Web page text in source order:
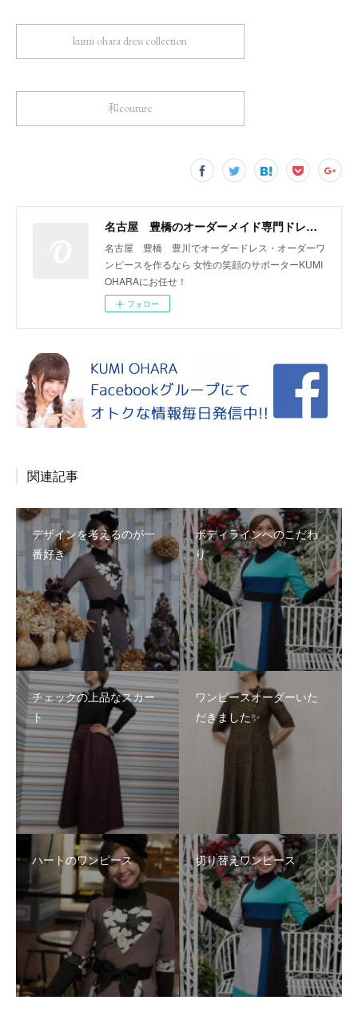
kumi ohara dress collection
和couture
名古屋 豊橋のオーダーメイド専門ドレスデザイナー KUMI OHARA
名古屋 豊橋 豊川でオーダードレス・オーダーワ
ンピースを作るなら 女性の笑顔のサポーターKUMI
OHARAにお任せ！
フォロー
関連記事
デザインを考えるのが一
番好き
ボディラインへのこだわ
り
チェックの上品なスカー
ト
ワンピースオーダーいた
だきました✨
ハートのワンピース 切り替えワンピース